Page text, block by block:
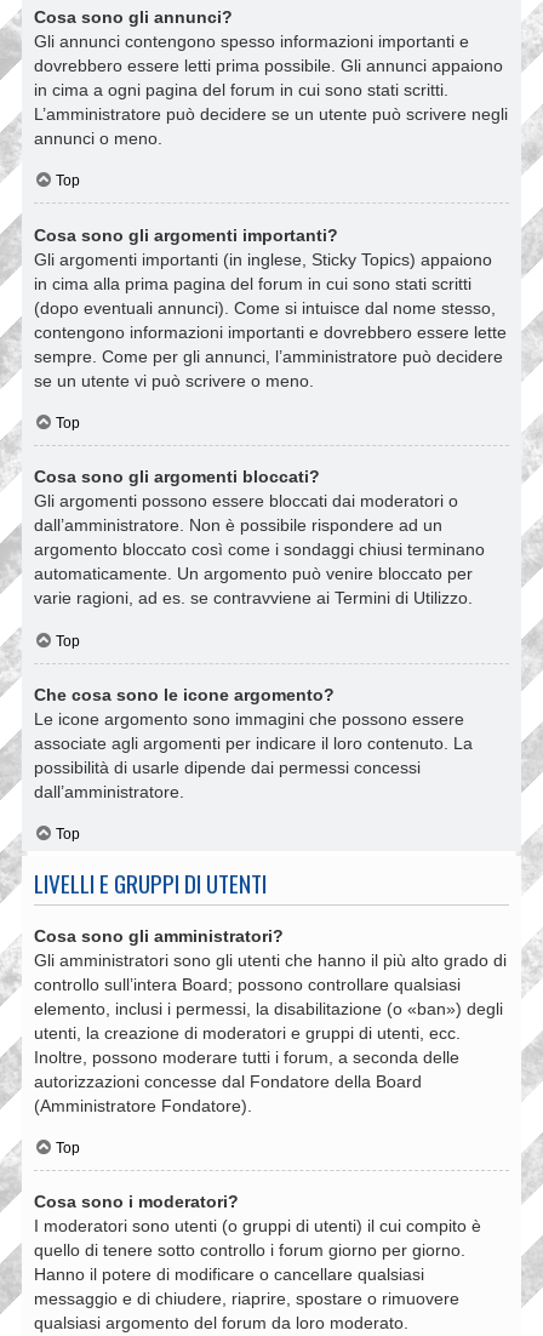
Cosa sono gli annunci?
Gli annunci contengono spesso informazioni importanti e
dovrebbero essere letti prima possibile. Gli annunci appaiono
in cima a ogni pagina del forum in cui sono stati scritti.
L’amministratore può decidere se un utente può scrivere negli
annunci o meno.
Top
Cosa sono gli argomenti importanti?
Gli argomenti importanti (in inglese, Sticky Topics) appaiono
in cima alla prima pagina del forum in cui sono stati scritti
(dopo eventuali annunci). Come si intuisce dal nome stesso,
contengono informazioni importanti e dovrebbero essere lette
sempre. Come per gli annunci, l’amministratore può decidere
se un utente vi può scrivere o meno.
Top
Cosa sono gli argomenti bloccati?
Gli argomenti possono essere bloccati dai moderatori o
dall’amministratore. Non è possibile rispondere ad un
argomento bloccato così come i sondaggi chiusi terminano
automaticamente. Un argomento può venire bloccato per
varie ragioni, ad es. se contravviene ai Termini di Utilizzo.
Top
Che cosa sono le icone argomento?
Le icone argomento sono immagini che possono essere
associate agli argomenti per indicare il loro contenuto. La
possibilità di usarle dipende dai permessi concessi
dall’amministratore.
Top
LIVELLI E GRUPPI DI UTENTI
Cosa sono gli amministratori?
Gli amministratori sono gli utenti che hanno il più alto grado di
controllo sull’intera Board; possono controllare qualsiasi
elemento, inclusi i permessi, la disabilitazione (o «ban») degli
utenti, la creazione di moderatori e gruppi di utenti, ecc.
Inoltre, possono moderare tutti i forum, a seconda delle
autorizzazioni concesse dal Fondatore della Board
(Amministratore Fondatore).
Top
Cosa sono i moderatori?
I moderatori sono utenti (o gruppi di utenti) il cui compito è
quello di tenere sotto controllo i forum giorno per giorno.
Hanno il potere di modificare o cancellare qualsiasi
messaggio e di chiudere, riaprire, spostare o rimuovere
qualsiasi argomento del forum da loro moderato.